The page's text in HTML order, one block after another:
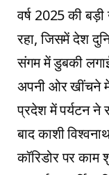
वर्ष 2025 की
रहा, जिसमें देश
संगम में डुबकी
अपनी ओर खींचने
प्रदेश में पर्यटन ने
बाद काशी
कॉरिडोर पर